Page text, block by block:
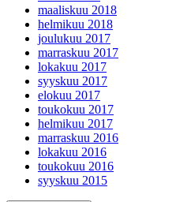
maaliskuu 2018
helmikuu 2018
joulukuu 2017
marraskuu 2017
lokakuu 2017
syyskuu 2017
elokuu 2017
toukokuu 2017
helmikuu 2017
marraskuu 2016
lokakuu 2016
toukokuu 2016
syyskuu 2015